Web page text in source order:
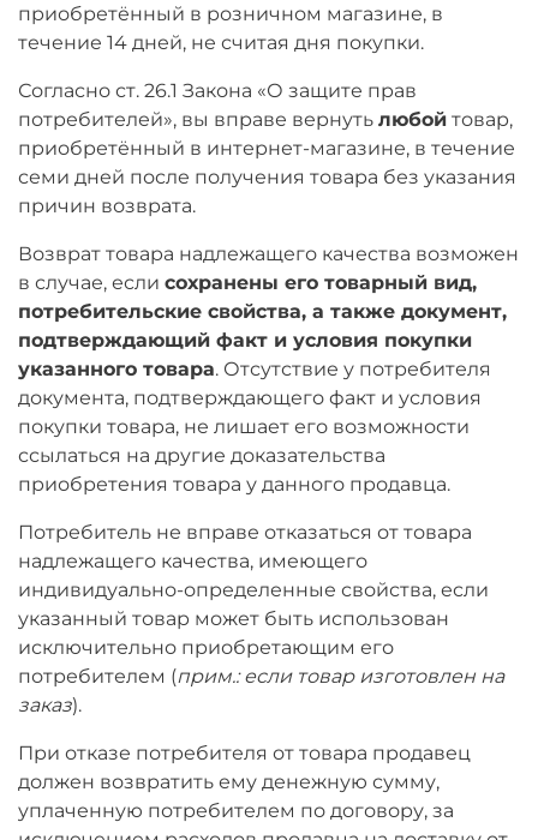
приобретённый в розничном магазине, в
течение 14 дней, не считая дня покупки.
Согласно ст. 26.1 Закона «О защите прав
потребителей», вы вправе вернуть любой товар,
приобретённый в интернет-магазине, в течение
семи дней после получения товара без указания
причин возврата.
Возврат товара надлежащего качества возможен
в случае, если сохранены его товарный вид,
потребительские свойства, а также документ,
подтверждающий факт и условия покупки
указанного товара. Отсутствие у потребителя
документа, подтверждающего факт и условия
покупки товара, не лишает его возможности
ссылаться на другие доказательства
приобретения товара у данного продавца.
Потребитель не вправе отказаться от товара
надлежащего качества, имеющего
индивидуально-определенные свойства, если
указанный товар может быть использован
исключительно приобретающим его
потребителем (прим.: если товар изготовлен на
заказ).
При отказе потребителя от товара продавец
должен возвратить ему денежную сумму,
уплаченную потребителем по договору, за